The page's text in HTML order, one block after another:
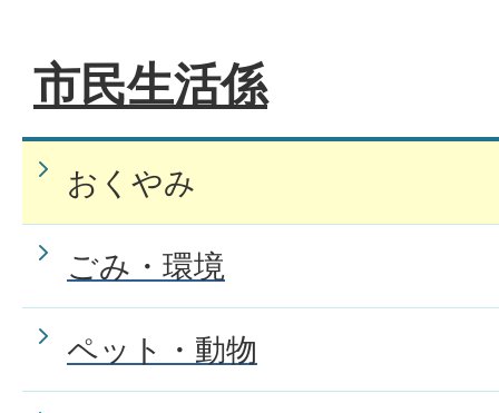
市民生活係
おくやみ
ごみ・環境
ペット・動物